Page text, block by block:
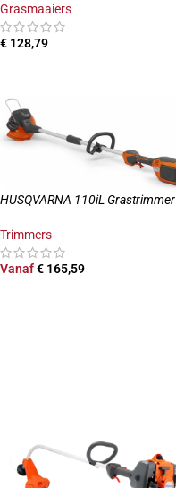
Grasmaaiers
€ 128,79
HUSQVARNA 110iL Grastrimmer
Trimmers
Vanaf€ 165,59